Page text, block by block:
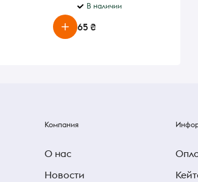
В наличии
65 ₴
Компания
О нас
Новости